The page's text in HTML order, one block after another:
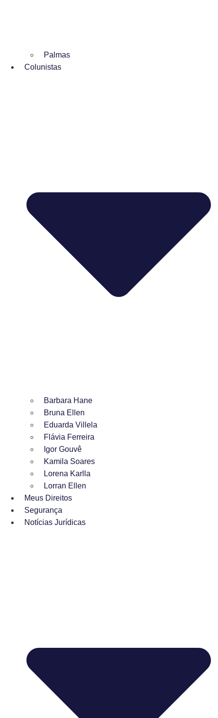
Palmas
Colunistas
Barbara Hane
Bruna Ellen
Eduarda Villela
Flávia Ferreira
Igor Gouvê
Kamila Soares
Lorena Karlla
Lorran Ellen
Meus Direitos
Segurança
Notícias Jurídicas